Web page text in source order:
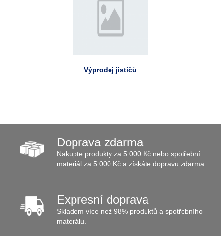
Výprodej jističů
Doprava zdarma
Nakupte produkty za 5 000 Kč nebo spotřební
materiál za 5 000 Kč a získáte dopravu zdarma.
Expresní doprava
Skladem více než 98% produktů a spotřebního
materálu.